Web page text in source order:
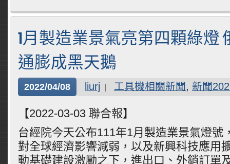
1月製造業景氣亮第四顆綠燈
通膨成黑天鵝
2022/04/08 liurj 工具機相關新聞, 新聞
【2022-03-03 聯合報】
台經院今天公布111年1月製造業景氣燈號
對全球經濟影響減弱，以及新興科技應用
動基礎建設激勵之下，進出口、外銷訂單